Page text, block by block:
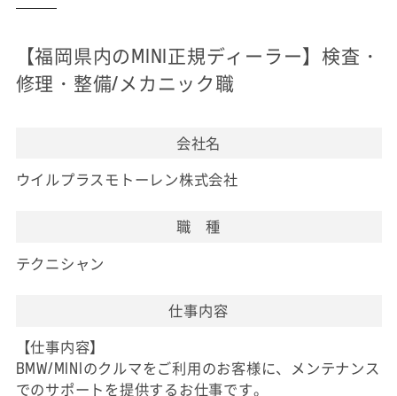
【福岡県内のMINI正規ディーラー】検査・
修理・整備/メカニック職
会社名
ウイルプラスモトーレン株式会社
職 種
テクニシャン
仕事内容
【仕事内容】
BMW/MINIのクルマをご利用のお客様に、メンテナンス
でのサポートを提供するお仕事です。